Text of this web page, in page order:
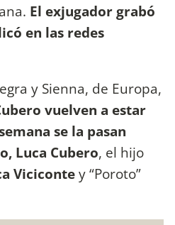
El exjugador grabó
en las redes
y Sienna, de Europa,
vuelven a estar
se la pasan
Luca Cubero, el hijo
Vicicontey “Poroto”